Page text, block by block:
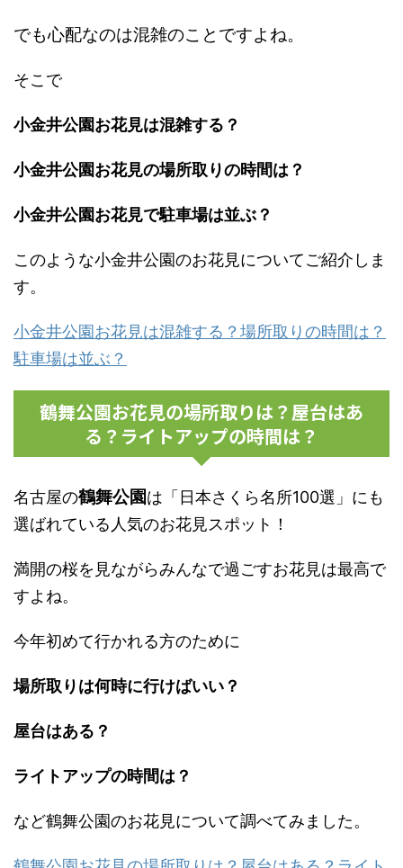
でも心配なのは混雑のことですよね。
そこで
小金井公園お花見は混雑する？
小金井公園お花見の場所取りの時間は？
小金井公園お花見で駐車場は並ぶ？
このような小金井公園のお花見についてご紹介しま
す。
小金井公園お花見は混雑する？場所取りの時間は？
駐車場は並ぶ？
鶴舞公園お花見の場所取りは？屋台はあ
る？ライトアップの時間は？
名古屋の鶴舞公園は「日本さくら名所100選」にも
選ばれている人気のお花見スポット！
満開の桜を見ながらみんなで過ごすお花見は最高で
すよね。
今年初めて行かれる方のために
場所取りは何時に行けばいい？
屋台はある？
ライトアップの時間は？
など鶴舞公園のお花見について調べてみました。